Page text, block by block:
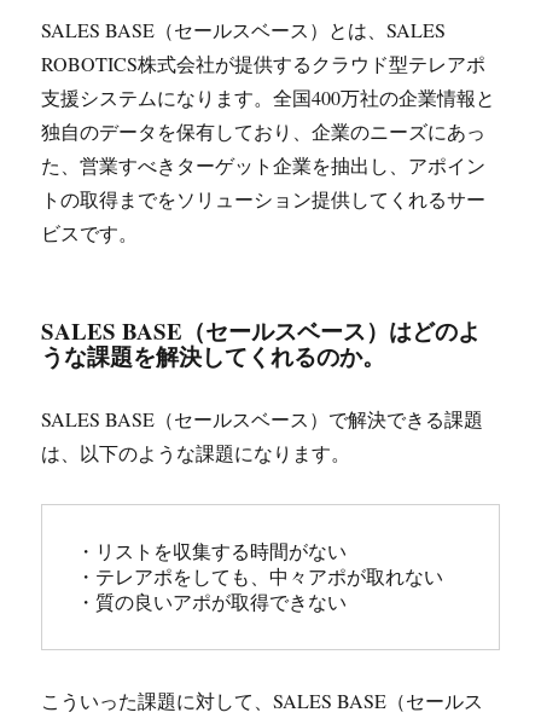
SALES BASE（セールスベース）とは、SALES
ROBOTICS株式会社が提供するクラウド型テレアポ
支援システムになります。全国400万社の企業情報と
独自のデータを保有しており、企業のニーズにあっ
た、営業すべきターゲット企業を抽出し、アポイン
トの取得までをソリューション提供してくれるサー
ビスです。
SALES BASE（セールスベース）はどのよ
うな課題を解決してくれるのか。
SALES BASE（セールスベース）で解決できる課題
は、以下のような課題になります。
・リストを収集する時間がない
・テレアポをしても、中々アポが取れない
・質の良いアポが取得できない
こういった課題に対して、SALES BASE（セールス